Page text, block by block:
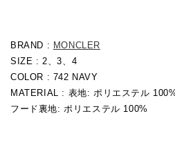
BRAND : MONCLER
SIZE : 2、3、4
COLOR : 742 NAVY
MATERIAL : 表地: ポリエステル
フード裏地: ポリエステル 100%